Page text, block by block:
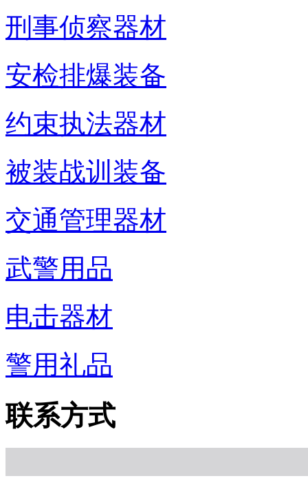
刑事侦察器材
安检排爆装备
约束执法器材
被装战训装备
交通管理器材
武警用品
电击器材
警用礼品
联系方式